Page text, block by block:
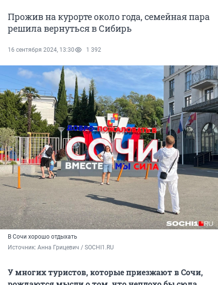
Прожив на курорте около года, семейная пара
решила вернуться в Сибирь
16 сентября 2024, 13:30 1 392
В Сочи хорошо отдыхать
Источник: Анна Грицевич / SOCHI1.RU
У многих туристов, которые приезжают в Сочи,